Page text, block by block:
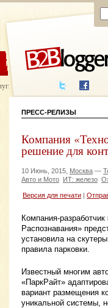
ЦЕНЫ ПОМОЩЬ
написания
ПРЕСС-РЕЛИЗЫ
Компания
решение для
10 Июнь, 2015, Москва —
Авто и Мото ИТ: железо
Версия для печати
Компания-
Распознавания»
установила на
правила парковки.
Известный многим
«ПаркРайт»
вариант размещения
уникальной системы,